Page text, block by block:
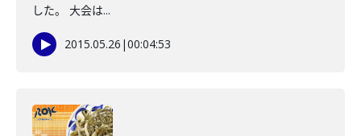
した。 大会は...
2015.05.26 |00:04:53